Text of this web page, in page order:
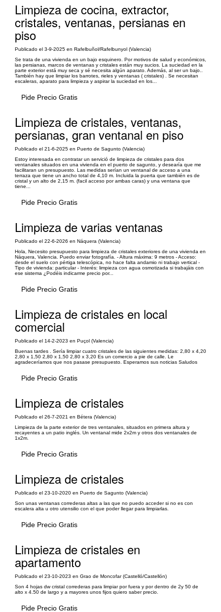
Limpieza de cocina, extractor,
cristales, ventanas, persianas en
piso
Publicado el 3-9-2025 en Rafelbuñol/Rafelbunyol (Valencia)
Se trata de una vivienda en un bajo esquinero. Por motivos de salud y económicos,
las persianas, marcos de ventanas y cristales están muy sucios. La suciedad en la
parte exterior está muy seca y sé necesita algún aparato. Además, al ser un bajo..
También hay que limpiar los barrotes, rieles y ventanas ( cristales) . Se necesitan
escaleras, aparato para limpieza y aspirar la suciedad en los...
Pide Precio Gratis
Limpieza de cristales, ventanas,
persianas, gran ventanal en piso
Publicado el 21-6-2025 en Puerto de Sagunto (Valencia)
Estoy interesada en contratar un servició de limpieza de cristales para dos
ventanales situados en una vivienda en el puerto de sagunto, y desearía que me
facilitaran un presupuesto. Las medidas serían un ventanal de acceso a una
terraza que tiene un ancho total de 4,10 m. Incluida la puerta que también es de
cristal y un alto de 2,15 m. (facil acceso por ambas caras) y una ventana que
tiene...
Pide Precio Gratis
Limpieza de varias ventanas
Publicado el 22-6-2026 en Náquera (Valencia)
Hola, Necesito presupuesto para limpieza de cristales exteriores de una vivienda en
Náquera, Valencia. Puedo enviar fotografía. - Altura máxima: 9 metros - Acceso:
desde el suelo con pértiga telescópica, no hace falta andamio ni trabajo vertical -
Tipo de vivienda: particular - Interés: limpieza con agua osmotizada si trabajáis con
ese sistema ¿Podéis indicarme precio por...
Pide Precio Gratis
Limpieza de cristales en local
comercial
Publicado el 14-2-2023 en Puçol (Valencia)
Buenas tardes . Sería limpiar cuatro cristales de las siguientes medidas: 2,80 x 4,20
2,80 x 1,50 2,80 x 1,50 2,80 x 3,20 Es un comercio a pie de calle. Le
agradeceríamos que nos pasase presupuesto. Esperamos sus noticias Saludos
Pide Precio Gratis
Limpieza de cristales
Publicado el 26-7-2021 en Bétera (Valencia)
Limpieza de la parte exterior de tres ventanales, situados en primera altura y
recayentes a un patio inglés. Un ventanal mide 2x2m y otros dos ventanales de
1x2m.
Pide Precio Gratis
Limpieza de cristales
Publicado el 23-10-2020 en Puerto de Sagunto (Valencia)
Son unas ventanas correderas altas a las que no puedo acceder si no es con
escalera alta u otro utensilio con el que poder llegar para limpiarlas.
Pide Precio Gratis
Limpieza de cristales en
apartamento
Publicado el 23-10-2023 en Grao de Moncofar (Castelló/Castellón)
Son 4 hojas dw cristal correderas para limpiar por fuera y por dentro de 2y 50 de
alto x 4.50 de largo y a mayores unos fijos quiero saber precio.
Pide Precio Gratis